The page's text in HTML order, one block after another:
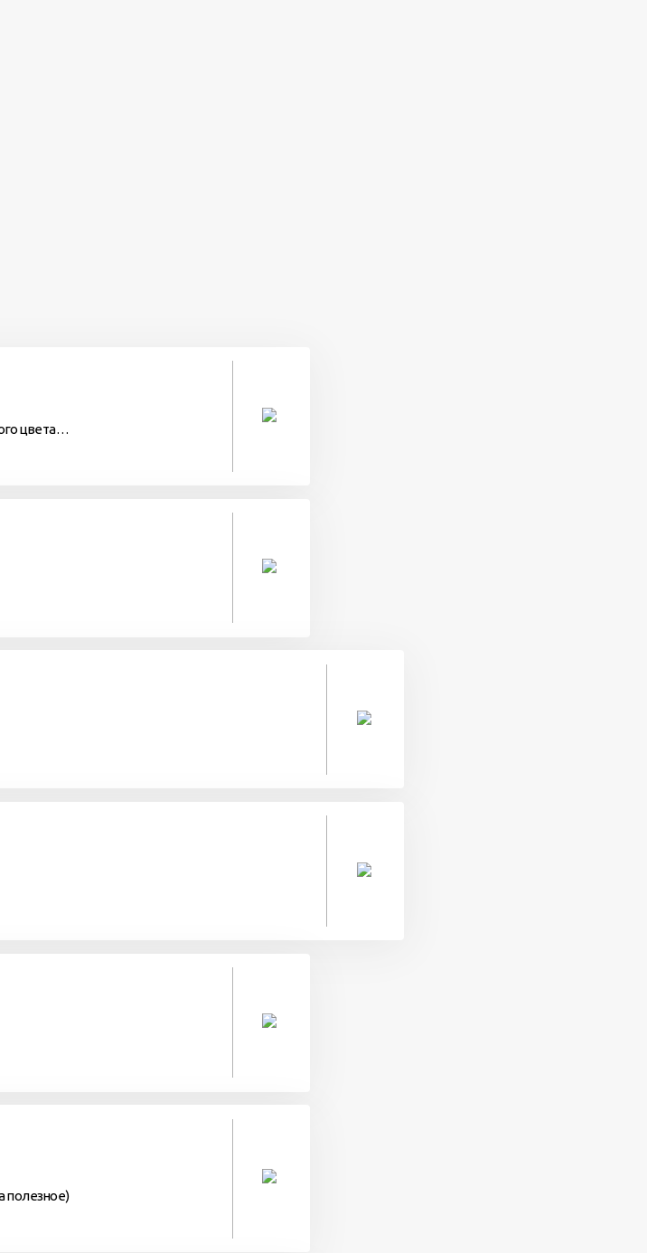
цвета…
полезное)